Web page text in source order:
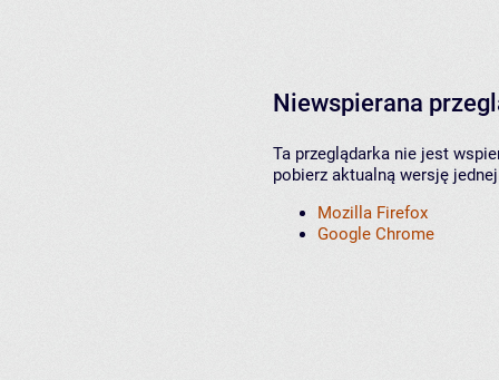
Niewspierana
Ta przeglądarka nie jest
pobierz aktualną wersję
Mozilla Firefox
Google Chrome